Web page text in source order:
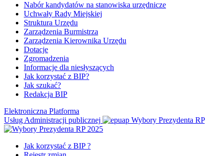
Nabór kandydatów na stanowiska urzędnicze
Uchwały Rady Miejskiej
Struktura Urzędu
Zarządzenia Burmistrza
Zarządzenia Kierownika Urzędu
Dotacje
Zgromadzenia
Informacje dla niesłyszących
Jak korzystać z BIP?
Jak szukać?
Redakcja BIP
Elektroniczna Platforma
Usług Administracji publicznej
Wybory Prezydenta RP
Jak korzystać z BIP ?